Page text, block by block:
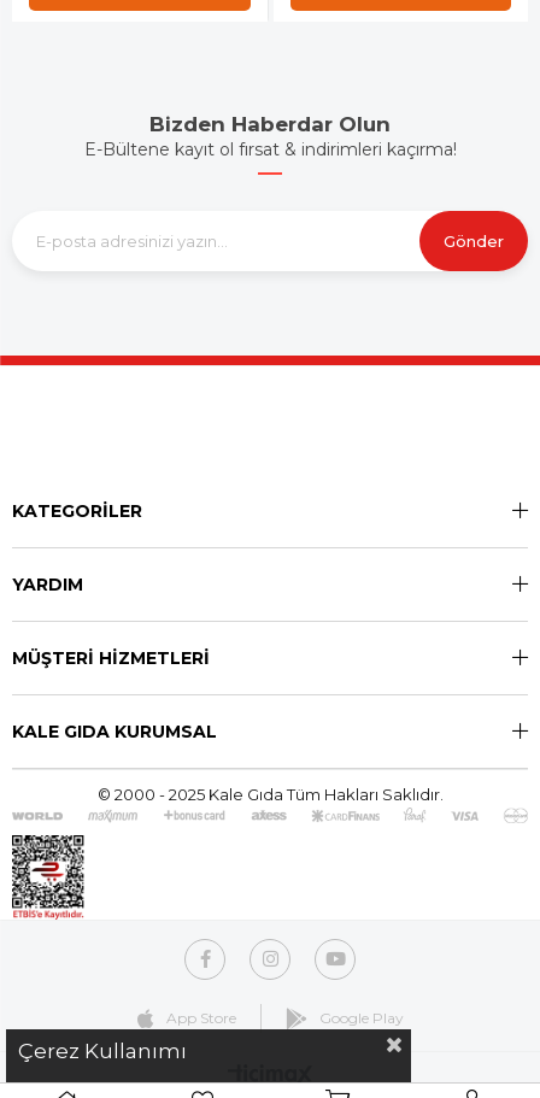
Bizden Haberdar Olun
E-Bültene kayıt ol fırsat & indirimleri kaçırma!
Gönder
KATEGORİLER
YARDIM
MÜŞTERİ HİZMETLERİ
KALE GIDA KURUMSAL
© 2000 - 2025 Kale Gıda Tüm Hakları Saklıdır.
App Store Google Play
Çerez Kullanımı